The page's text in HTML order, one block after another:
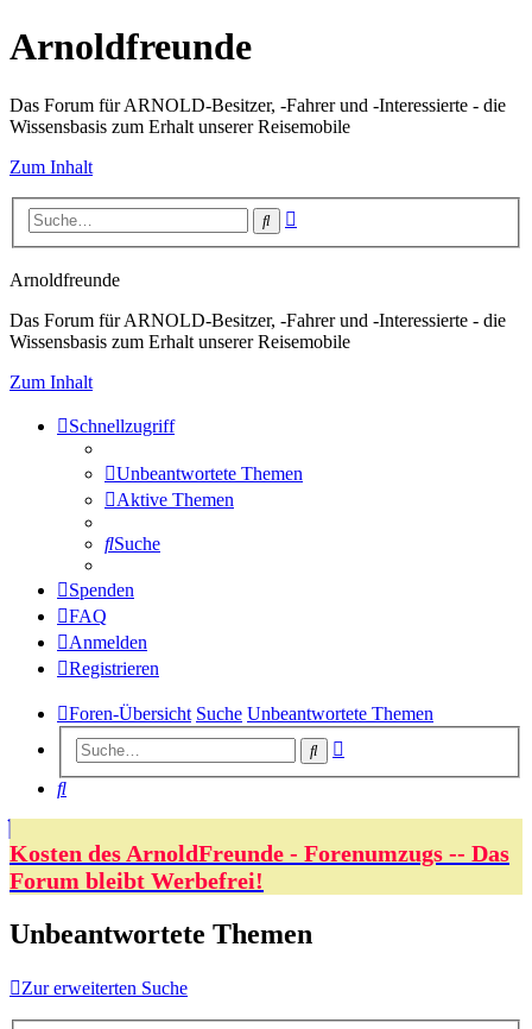
Arnoldfreunde
Das Forum für ARNOLD-Besitzer, -Fahrer und -Interessierte - die
Wissensbasis zum Erhalt unserer Reisemobile
Zum Inhalt
Suche
Arnoldfreunde
Das Forum für ARNOLD-Besitzer, -Fahrer und -Interessierte - die
Wissensbasis zum Erhalt unserer Reisemobile
Zum Inhalt
Schnellzugriff
Unbeantwortete Themen
Aktive Themen
Suche
Spenden
FAQ
Anmelden
Registrieren
Foren-Übersicht Suche Unbeantwortete Themen
Suche
Suche
Kosten des ArnoldFreunde - Forenumzugs -- Das
Forum bleibt Werbefrei!
Unbeantwortete Themen
Zur erweiterten Suche